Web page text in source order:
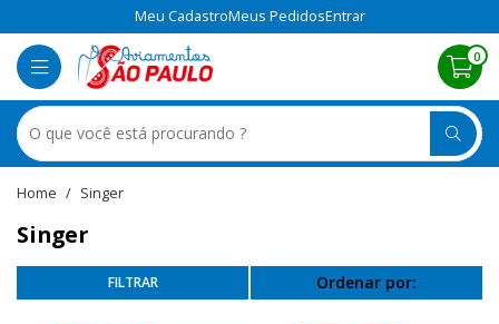
Meu CadastroMeus PedidosEntrar
0
Singer
Singer
Ordenar por: